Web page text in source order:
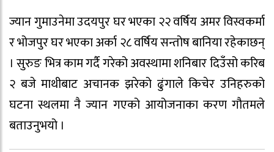
ज्यान गुमाउनेमा उदयपुर घर भएका २२ वर्षिय अमर विस्वकर्मा
र भोजपुर घर भएका अर्का २८ वर्षिय सन्तोष बानिया रहेकाछन्
। सुरुङ भित्र काम गर्दै गरेको अवस्थामा शनिबार दिउँसो करिब
२ बजे माथीबाट अचानक झरेको ढुंगाले किचेर उनिहरुको
घटना स्थलमा नै ज्यान गएको आयोजनाका करण गौतमले
बताउनुभयो ।